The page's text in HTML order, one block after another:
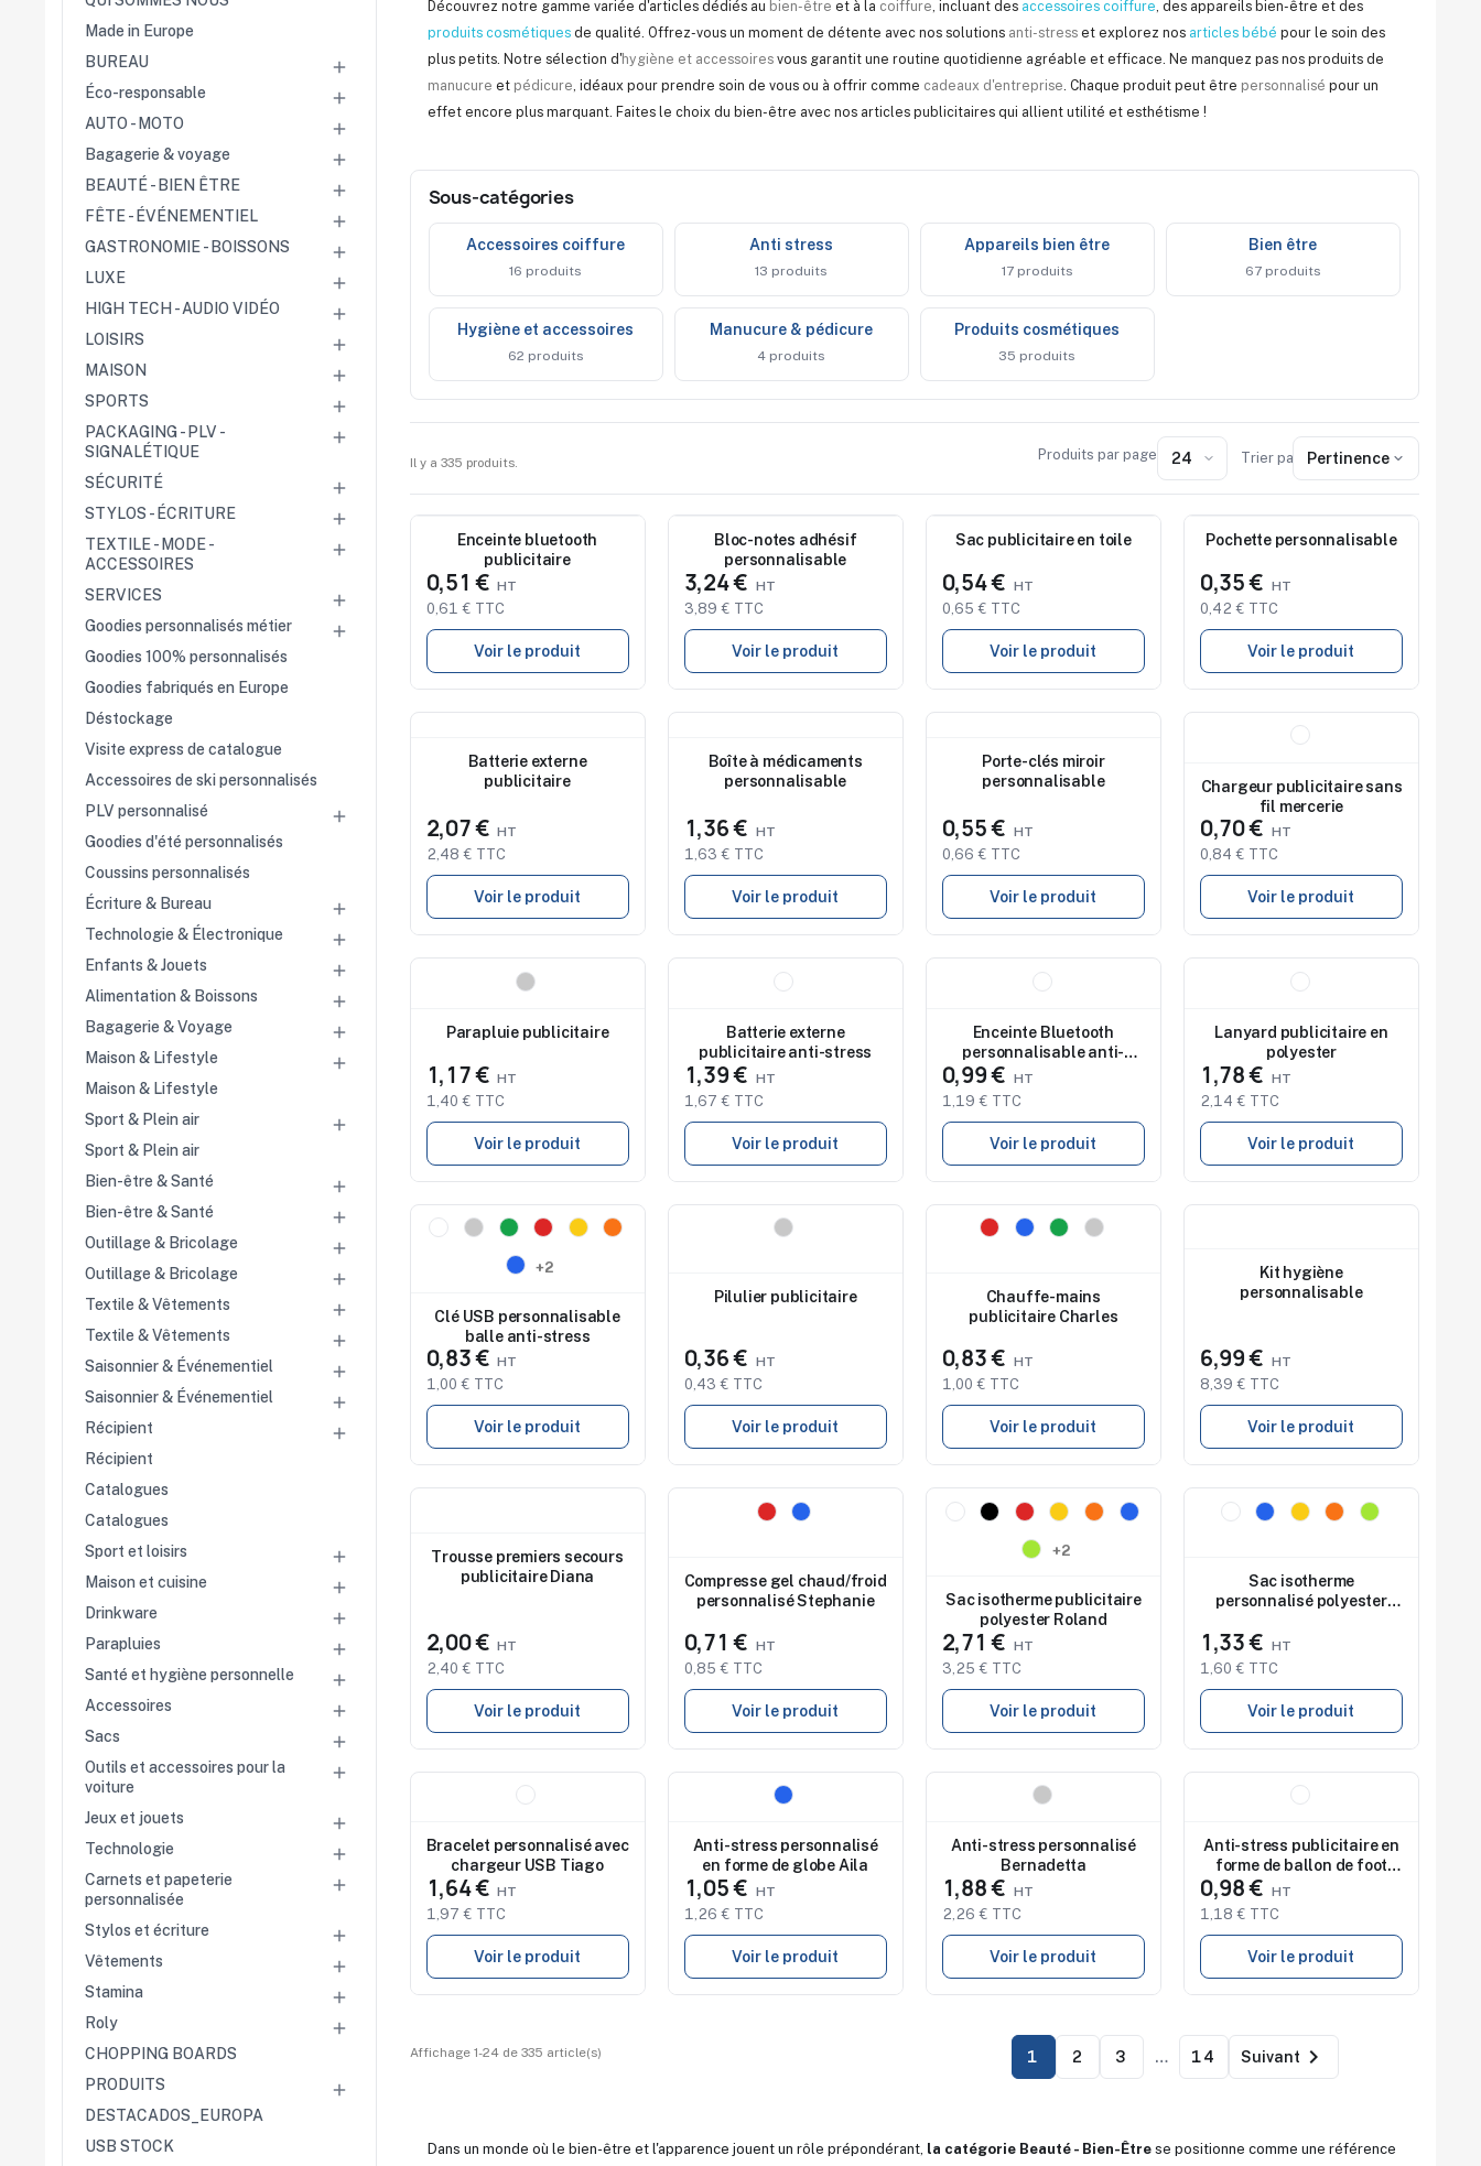
Récompenses
Été et plage
Campagnes RSE
Voyages d'affaires
Animations
commerciales
Entreprises
Collectivités
Administrations
Écoles
Comités d'entreprise
Agences
événementielles
Hôtellerie
Domaines viticoles
Maisons de luxe
Marchés publics
Chambres de
commerce
Salons
professionnels
Séminaires
Team building
Cadeaux d'entreprise
Fin d'année
Rentrée
Cérémonies
Récompenses
Été et plage
Campagnes RSE
Voyages d'affaires
Animations
commerciales
Made in Europe
BUREAU

Éco-responsable 
AUTO - MOTO 
Bagagerie & voyage 
BEAUTÉ - BIEN ÊTRE 
FÊTE - ÉVÉNEMENTIEL 
GASTRONOMIE - BOISSONS 
LUXE 
HIGH TECH - AUDIO VIDÉO 
LOISIRS 
MAISON 
SPORTS 
PACKAGING - PLV -
SIGNALÉTIQUE

SÉCURITÉ 
STYLOS - ÉCRITURE 
TEXTILE - MODE -
ACCESSOIRES

SERVICES 
Goodies personnalisés métier 
Goodies 100% personnalisés
Goodies fabriqués en Europe
Déstockage
Visite express de catalogue
Accessoires de ski personnalisés
PLV personnalisé

Goodies d'été personnalisés
Coussins personnalisés
Écriture & Bureau

Technologie & Électronique 
Enfants & Jouets 
Alimentation & Boissons 
Bagagerie & Voyage 
Maison & Lifestyle 
Maison & Lifestyle
Sport & Plein air

Sport & Plein air
Bien-être & Santé

Bien-être & Santé 
Outillage & Bricolage 
Outillage & Bricolage 
Textile & Vêtements 
Textile & Vêtements 
Saisonnier & Événementiel 
Saisonnier & Événementiel 
Récipient 
Récipient
Catalogues
Catalogues
Sport et loisirs

Maison et cuisine 
Drinkware 
Parapluies 
Santé et hygiène personnelle 
Accessoires 
Sacs 
Outils et accessoires pour la
voiture

Jeux et jouets 
Technologie 
Carnets et papeterie
personnalisée

Stylos et écriture 
Vêtements 
Stamina 
Roly 
CHOPPING BOARDS
PRODUITS

DESTACADOS_EUROPA
USB STOCK
Découvrez notre gamme variée d'articles dédiés au bien-être et à la coiffure , incluant des accessoires coiffure , des appareils bien-être et des
produits cosmétiquesde qualité. Offrez-vous un moment de détente avec nos solutions anti-stresset explorez nos articles bébé pour le soin des
plus petits. Notre sélection d'hygiène et accessoiresvous garantit une routine quotidienne agréable et efficace. Ne manquez pas nos produits de
manucure et pédicure , idéaux pour prendre soin de vous ou à offrir comme cadeaux d'entreprise . Chaque produit peut être personnalisé pour un
effet encore plus marquant. Faites le choix du bien-être avec nos articles publicitaires qui allient utilité et esthétisme !
Sous-catégories
accessoires coiffure
16 produits
anti stress
13 produits
appareils bien être
17 produits
bien être
67 produits
hygiène et accessoires
62 produits
Manucure & pédicure
4 produits
produits cosmétiques
35 produits
Il y a 335 produits.
Produits par page Trier par : Pertinence
NouveauEnceinte bluetooth
publicitaire
0,51 €
0,61 € TTC
Voir le produit
NouveauBloc-notes adhésif
personnalisable
3,24 €
3,89 € TTC
Voir le produit
Nouveau
Sac publicitaire en toile
0,54 €
0,65 € TTC
Voir le produit
Nouveau
Pochette personnalisable
0,35 €
0,42 € TTC
Voir le produit
Batterie externe
publicitaire
2,07 €
2,48 € TTC
Voir le produit
Boîte à médicaments
personnalisable
1,36 €
1,63 € TTC
Voir le produit
Porte-clés miroir
personnalisable
0,55 €
0,66 € TTC
Voir le produit
Chargeur publicitaire sans
fil mercerie
0,70 €
0,84 € TTC
Voir le produit
Parapluie publicitaire
1,17 €
1,40 € TTC
Voir le produit
Batterie externe
publicitaire anti-stress
1,39 €
1,67 € TTC
Voir le produit
Enceinte Bluetooth
personnalisable anti-
stress
0,99 €
1,19 € TTC
Voir le produit
Lanyard publicitaire en
polyester
1,78 €
2,14 € TTC
Voir le produit
Nouveau
disponible
+2
Clé USB personnalisable
balle anti-stress
0,83 €
1,00 € TTC
Voir le produit
Pilulier publicitaire
0,36 €
0,43 € TTC
Voir le produit
Nouveau
Chauffe-mains
publicitaire Charles
0,83 €
1,00 € TTC
Voir le produit
Kit hygiène
personnalisable
6,99 €
8,39 € TTC
Voir le produit
Trousse premiers secours
publicitaire Diana
2,00 €
2,40 € TTC
Voir le produit
Compresse gel chaud/froid
personnalisé Stephanie
0,71 €
0,85 € TTC
Voir le produit
Nouveau
disponible
+2
Sac isotherme publicitaire
polyester Roland
2,71 €
3,25 € TTC
Voir le produit
Nouveau
Sac isotherme
personnalisé polyester
1,33 €
1,60 € TTC
Voir le produit
Bracelet personnalisé avec
chargeur USB Tiago
1,64 €
1,97 € TTC
Voir le produit
Anti-stress personnalisé
en forme de globe Aila
1,05 €
1,26 € TTC
Voir le produit
Anti-stress personnalisé
Bernadetta
1,88 €
2,26 € TTC
Voir le produit
Anti-stress publicitaire en
forme de ballon de foot
Elijah
0,98 €
1,18 € TTC
Voir le produit
Affichage 1-24 de 335 article(s) 1 2 3 … 14 Suivant 
Dans un monde où le bien-être et l'apparence jouent un rôle prépondérant, la catégorie Beauté - Bien-Êtrese positionne comme une référence